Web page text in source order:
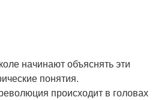
начинают объяснять эти
понятия.
происходит в головах